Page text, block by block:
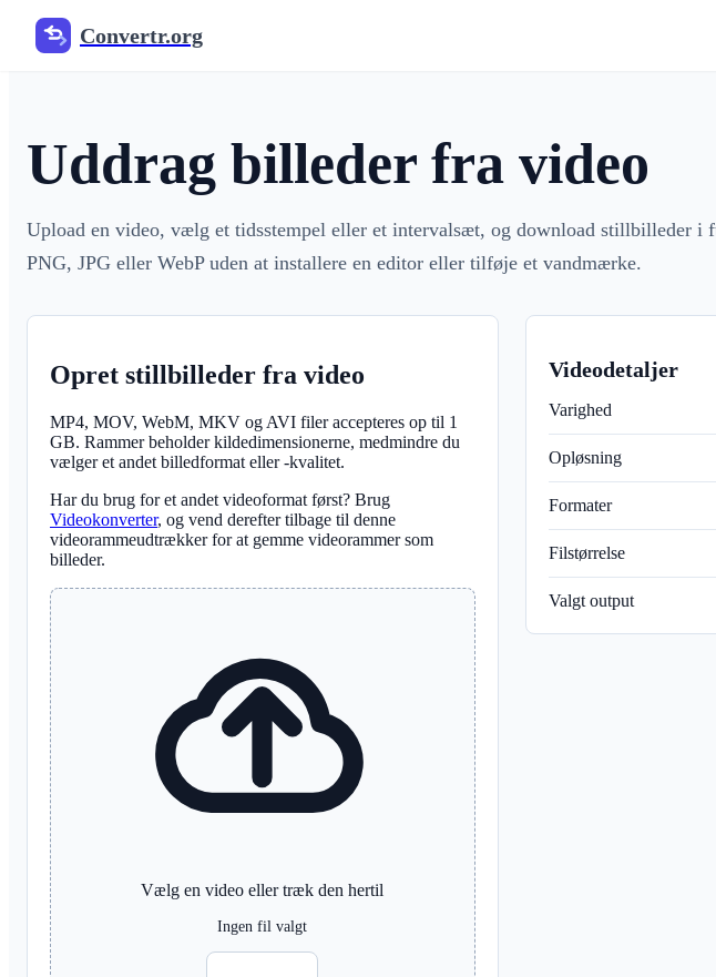
Convertr.org
Uddrag billeder fra video
Upload en video, vælg et tidsstempel eller et intervalsæt, og download stillbilleder i
PNG, JPG eller WebP uden at installere en editor eller tilføje et vandmærke.
Opret stillbilleder fra video
MP4, MOV, WebM, MKV og AVI filer accepteres op til 1
GB. Rammer beholder kildedimensionerne, medmindre du
vælger et andet billedformat eller -kvalitet.
Har du brug for et andet videoformat først? Brug
Videokonverter, og vend derefter tilbage til denne
videorammeudtrækker for at gemme videorammer som
billeder.
Vælg en video eller træk den hertil
Ingen fil valgt
Videodetaljer
Varighed
Opløsning
Formater
Filstørrelse
Valgt output